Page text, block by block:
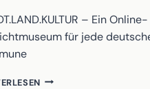
– Ein Online-
für jede
STADT.LAND.KULTUR